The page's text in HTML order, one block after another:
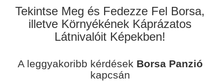
Tekintse Meg és Fedezze Fel Borsa,
illetve Környékének Káprázatos
Látnivalóit Képekben!
A leggyakoribb kérdések Borsa Panzió
kapcsán